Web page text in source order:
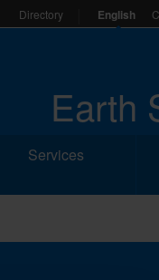
Directory English
Earth
Services